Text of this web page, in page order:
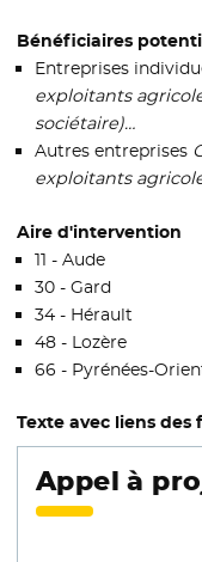
Bénéficiaires
Entreprises
exploitants
sociétaire)…
Autres entreprises
exploitants
Aire d'intervention
11 - Aude
30 - Gard
34 - Hérault
48 - Lozère
66 - Pyrénées-
Texte avec liens
Appel à